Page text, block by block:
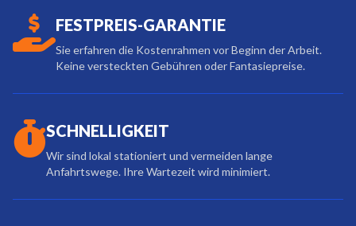
FESTPREIS-GARANTIE
Sie erfahren die Kostenrahmen vor Beginn der Arbeit.
Keine versteckten Gebühren oder Fantasiepreise.
SCHNELLIGKEIT
Wir sind lokal stationiert und vermeiden lange
Anfahrtswege. Ihre Wartezeit wird minimiert.